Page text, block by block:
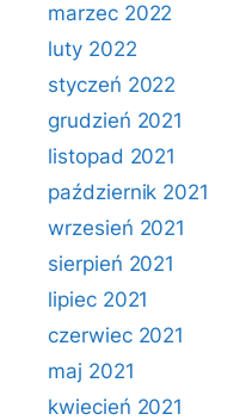
marzec 2022
luty 2022
styczeń 2022
grudzień 2021
listopad 2021
październik 2021
wrzesień 2021
sierpień 2021
lipiec 2021
czerwiec 2021
maj 2021
kwiecień 2021